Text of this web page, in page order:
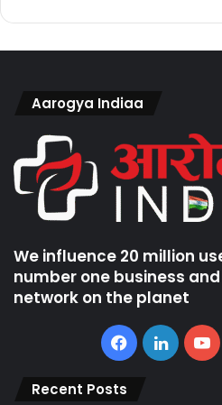
Aarogya Indiaa
We influence 20 million
number one business
network on the planet
Facebook
Recent Posts